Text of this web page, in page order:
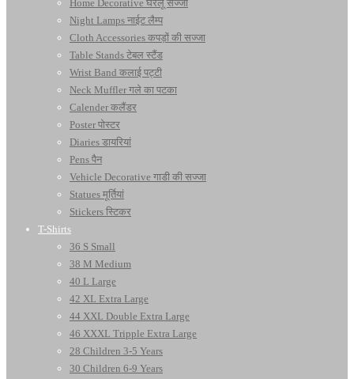
Home Decorative घरेलू सज्जा
Night Lamps नाईट लैम्प
Cloth Accessories कपड़ों की सज्जा
Table Stands टेबल स्टैंड
Wrist Band कलाई पट्टी
Neck Muffler गले का पटका
Calender कलैंडर
Poster पोस्टर
Diaries डायरियां
Pens पैन
Vehicle Decorative गाडी की सज्जा
Statues मूर्तियां
Stickers स्टिकर
T-Shirts
36 S Small
38 M Medium
40 L Large
42 XL Extra Large
44 XXL Double Extra Large
46 XXXL Tripple Extra Large
28 Children 3-5 Years
30 Children 6-9 Years